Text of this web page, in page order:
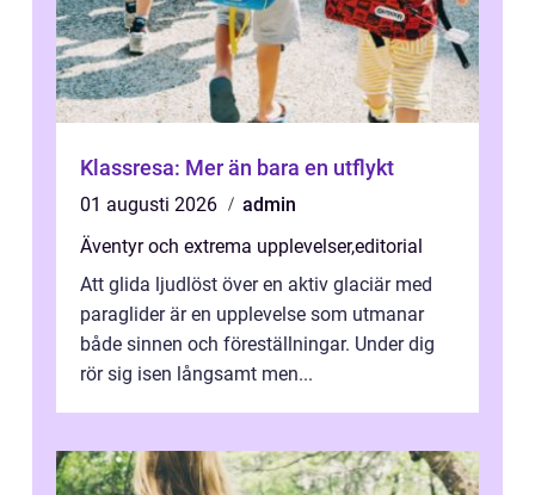
Klassresa: Mer än bara en utflykt
01 augusti 2026
admin
Äventyr och extrema upplevelser,editorial
Att glida ljudlöst över en aktiv glaciär med
paraglider är en upplevelse som utmanar
både sinnen och föreställningar. Under dig
rör sig isen långsamt men...